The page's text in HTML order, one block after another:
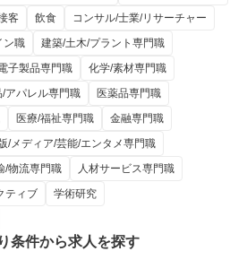
客 飲食
コンサル/士業/リサーチャー
ン職
建築/土木/プラント専門職
子製品専門職
化学/素材専門職
アパレル専門職
医薬品専門職
医療/福祉専門職
金融専門職
/メディア/芸能/エンタメ専門職
/物流専門職
人材サービス専門職
ティブ
学術研究
条件から求人を探す